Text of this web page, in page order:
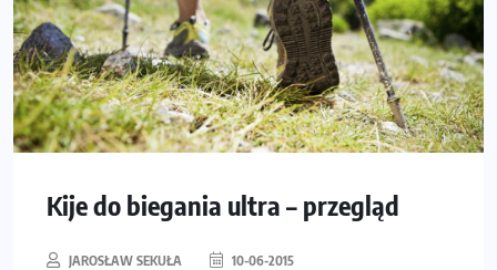
Kije do biegania ultra – przegląd
JAROSŁAW SEKUŁA 10-06-2015